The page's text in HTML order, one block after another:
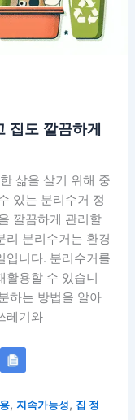
집도 깔끔하게
삶을 살기 위해 중
있는 분리수거 정
깔끔하게 관리할
리 분리수거는 환경
입니다. 분리수거를
활용할 수 있습니
하는 방법을 알아
레기와
, 지속가능성, 집 정